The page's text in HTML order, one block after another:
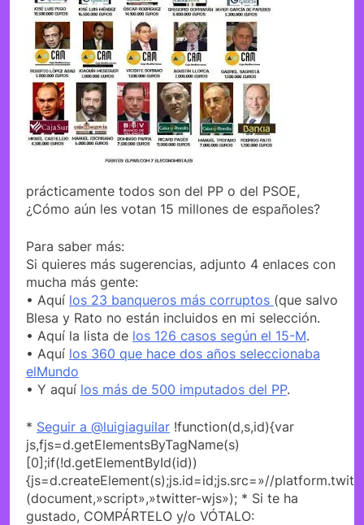
prácticamente todos son del PP o del PSOE,
¿Cómo aún les votan 15 millones de españoles?
Para saber más:
Si quieres más sugerencias, adjunto 4 enlaces con
mucha más gente:
• Aquí los 23 banqueros más corruptos (que salvo
Blesa y Rato no están incluidos en mi selección.
• Aquí la lista de los 126 casos según el 15-M.
• Aquí los 360 que hace dos años seleccionaba
elMundo
• Y aquí los más de 500 imputados del PP.
* Seguir a @luigiaguilar !function(d,s,id){var
js,fjs=d.getElementsByTagName(s)
[0];if(!d.getElementById(id))
{js=d.createElement(s);js.id=id;js.src=»//
(document,»script»,»twitter-wjs»); * Si te ha
gustado, COMPÁRTELO y/o VÓTALO: